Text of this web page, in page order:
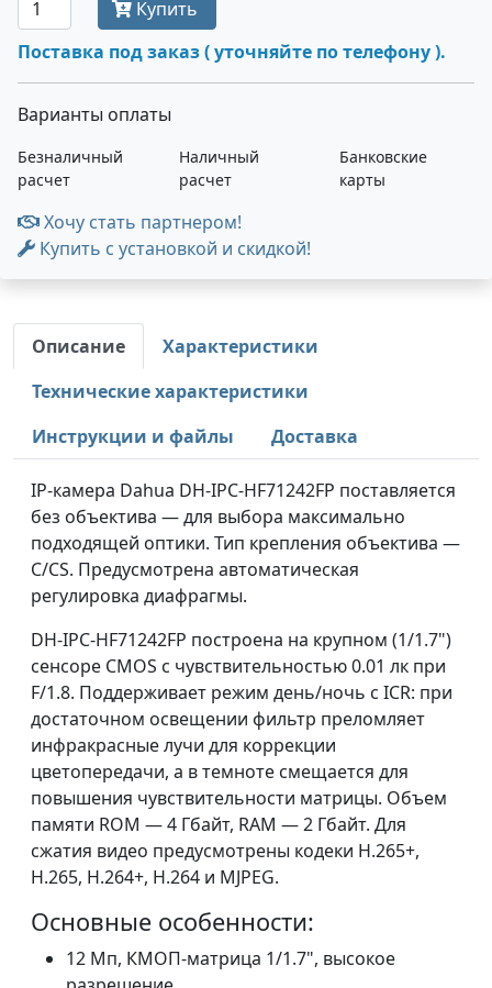
Купить
Поставка под заказ ( уточняйте по телефону ).
Варианты оплаты
Безналичный
расчет
Наличный
расчет
Банковские
карты
Хочу стать партнером!
Купить с установкой и скидкой!
Описание
Характеристики
Технические характеристики
Инструкции и файлы
Доставка
IP-камера Dahua DH-IPC-HF71242FP поставляется
без объектива — для выбора максимально
подходящей оптики. Тип крепления объектива —
C/CS. Предусмотрена автоматическая
регулировка диафрагмы.
DH-IPC-HF71242FP построена на крупном (1/1.7")
сенсоре CMOS с чувствительностью 0.01 лк при
F/1.8. Поддерживает режим день/ночь с ICR: при
достаточном освещении фильтр преломляет
инфракрасные лучи для коррекции
цветопередачи, а в темноте смещается для
повышения чувствительности матрицы. Объем
памяти ROM — 4 Гбайт, RAM — 2 Гбайт. Для
сжатия видео предусмотрены кодеки H.265+,
H.265, H.264+, H.264 и MJPEG.
Основные особенности:
12 Мп, КМОП-матрица 1/1.7", высокое